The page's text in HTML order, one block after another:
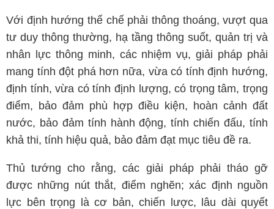
Với định hướng thể chế phải thông thoáng, vượt qua
tư duy thông thường, hạ tầng thông suốt, quản trị và
nhân lực thông minh, các nhiệm vụ, giải pháp phải
mang tính đột phá hơn nữa, vừa có tính định hướng,
định tính, vừa có tính định lượng, có trọng tâm, trọng
điểm, bảo đảm phù hợp điều kiện, hoàn cảnh đất
nước, bảo đảm tính hành động, tính chiến đấu, tính
khả thi, tính hiệu quả, bảo đảm đạt mục tiêu đề ra.
Thủ tướng cho rằng, các giải pháp phải tháo gỡ
được những nút thắt, điểm nghẽn; xác định nguồn
lực bên trọng là cơ bản, chiến lược, lâu dài quyết